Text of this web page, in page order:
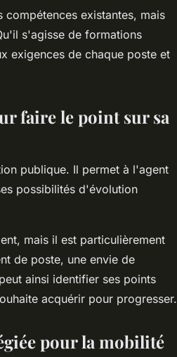
existantes, mais
s'agisse de formations
exigences de chaque poste et
faire le point sur sa
publique. Il permet à l'agent
possibilités d'évolution
mais il est particulièrement
de poste, une envie de
ainsi identifier ses points
acquérir pour progresser.
pour la mobilité